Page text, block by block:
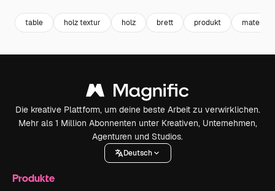
table holz textur holz brett produkt material
Die kreative Plattform, um deine beste Arbeit zu verwirklichen.
Mehr als 1 Million Abonnenten unter Kreativen, Unternehmen,
Agenturen und Studios.
Deutsch
Produkte